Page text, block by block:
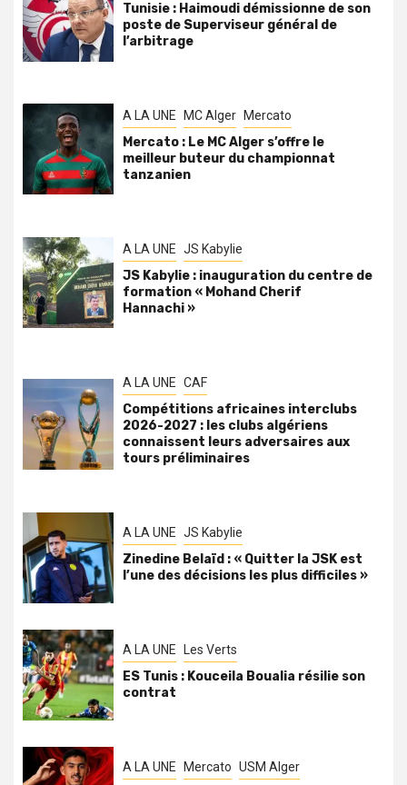
Tunisie : Haimoudi démissionne de son
poste de Superviseur général de
l’arbitrage
A LA UNE MC Alger Mercato
Mercato : Le MC Alger s’offre le
meilleur buteur du championnat
tanzanien
A LA UNE JS Kabylie
JS Kabylie : inauguration du centre de
formation « Mohand Cherif
Hannachi »
A LA UNE CAF
Compétitions africaines interclubs
2026-2027 : les clubs algériens
connaissent leurs adversaires aux
tours préliminaires
A LA UNE JS Kabylie
Zinedine Belaïd : « Quitter la JSK est
l’une des décisions les plus difficiles »
A LA UNE Les Verts
ES Tunis : Kouceila Boualia résilie son
contrat
A LA UNE Mercato USM Alger